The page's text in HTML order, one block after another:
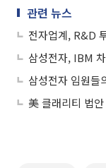
관련 뉴스
전자업계, R&D
삼성전자, IBM
삼성전자 임원들